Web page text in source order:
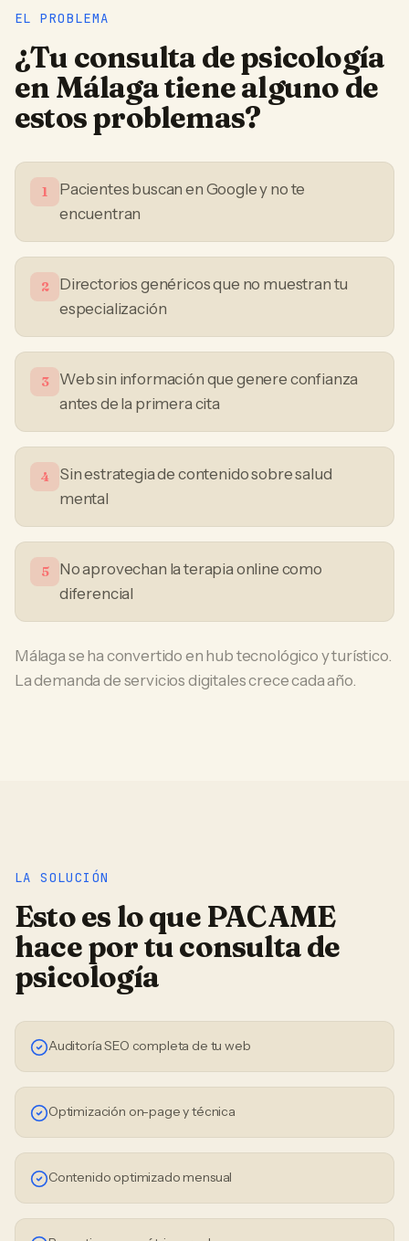
EL PROBLEMA
¿Tu consulta de psicología
en Málagatiene alguno de
estos problemas?
1
Pacientes buscan en Google y no te
encuentran
2
Directorios genéricos que no muestran tu
especialización
3
Web sin información que genere confianza
antes de la primera cita
4
Sin estrategia de contenido sobre salud
mental
5
No aprovechan la terapia online como
diferencial
Málaga se ha convertido en hub tecnológico y turístico.
La demanda de servicios digitales crece cada año.
LA SOLUCIÓN
Esto es lo que PACAME
hace por tuconsulta de
psicología
Auditoría SEO completa de tu web
Optimización on-page y técnica
Contenido optimizado mensual